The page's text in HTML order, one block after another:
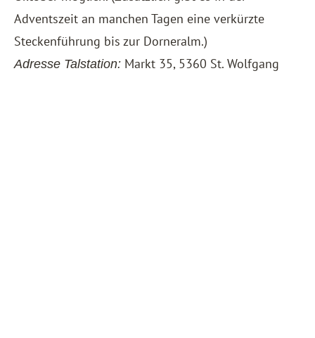
Adventszeit an manchen Tagen eine verkürzte
Steckenführung bis zur Dorneralm.)
Adresse Talstation: Markt 35, 5360 St. Wolfgang